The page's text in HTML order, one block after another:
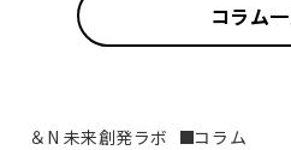
コラム
＆N 未来創発ラボ
コラム